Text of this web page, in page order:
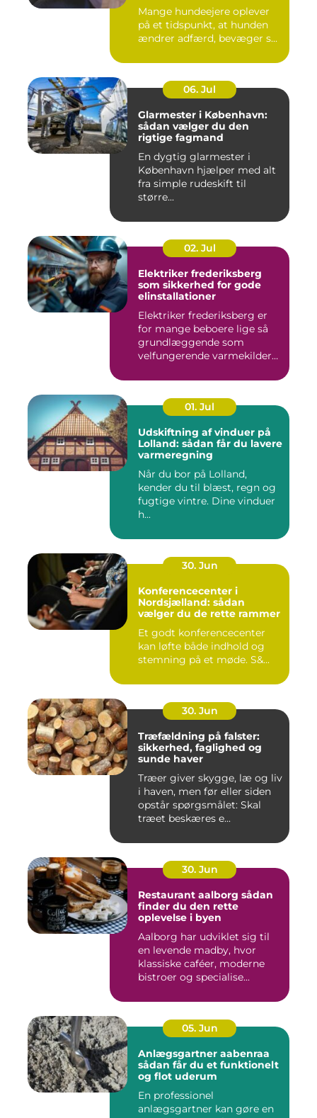
Mange hundeejere oplever
på et tidspunkt, at hunden
ændrer adfærd, bevæger s...
06. Jul
Glarmester i København:
sådan vælger du den
rigtige fagmand
En dygtig glarmester i
København hjælper med alt
fra simple rudeskift til
større...
02. Jul
Elektriker frederiksberg
som sikkerhed for gode
elinstallationer
Elektriker frederiksberg er
for mange beboere lige så
grundlæggende som
velfungerende varmekilder
01. Jul
Udskiftning af vinduer på
Lolland: sådan får du lavere
varmeregning
Når du bor på Lolland,
kender du til blæst, regn og
fugtige vintre. Dine vinduer
h...
30. Jun
Konferencecenter i
Nordsjælland: sådan
vælger du de rette rammer
Et godt konferencecenter
kan løfte både indhold og
stemning på et møde. S&...
30. Jun
Træfældning på falster:
sikkerhed, faglighed og
sunde haver
Træer giver skygge, læ og liv
i haven, men før eller siden
opstår spørgsmålet: Skal
træet beskæres e...
30. Jun
Restaurant aalborg sådan
finder du den rette
oplevelse i byen
Aalborg har udviklet sig til
en levende madby, hvor
klassiske caféer, moderne
bistroer og specialise...
05. Jun
Anlægsgartner aabenraa
sådan får du et funktionelt
og flot uderum
En professionel
anlægsgartner kan gøre en